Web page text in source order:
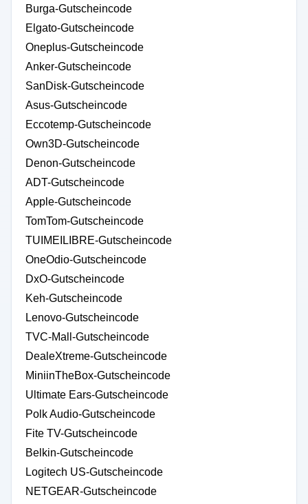
Burga-Gutscheincode
Elgato-Gutscheincode
Oneplus-Gutscheincode
Anker-Gutscheincode
SanDisk-Gutscheincode
Asus-Gutscheincode
Eccotemp-Gutscheincode
Own3D-Gutscheincode
Denon-Gutscheincode
ADT-Gutscheincode
Apple-Gutscheincode
TomTom-Gutscheincode
TUIMEILIBRE-Gutscheincode
OneOdio-Gutscheincode
DxO-Gutscheincode
Keh-Gutscheincode
Lenovo-Gutscheincode
TVC-Mall-Gutscheincode
DealeXtreme-Gutscheincode
MiniinTheBox-Gutscheincode
Ultimate Ears-Gutscheincode
Polk Audio-Gutscheincode
Fite TV-Gutscheincode
Belkin-Gutscheincode
Logitech US-Gutscheincode
NETGEAR-Gutscheincode